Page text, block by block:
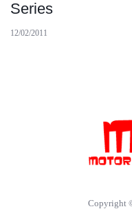
Series
12/02/2011
Copyright